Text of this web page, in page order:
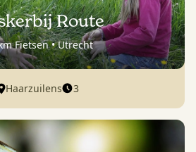
Route
Fietsen • Utrecht
Haarzuilens 3